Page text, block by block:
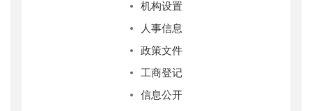
机构设置
人事信息
政策文件
工商登记
信息公开